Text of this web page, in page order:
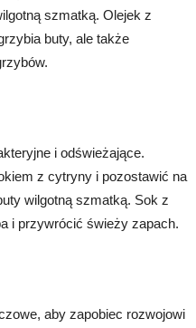
szmatką. Olejek z
buty, ale także
i odświeżające.
z cytryny i pozostawić na
wilgotną szmatką. Sok z
i przywrócić świeży zapach.
aby zapobiec rozwojowi